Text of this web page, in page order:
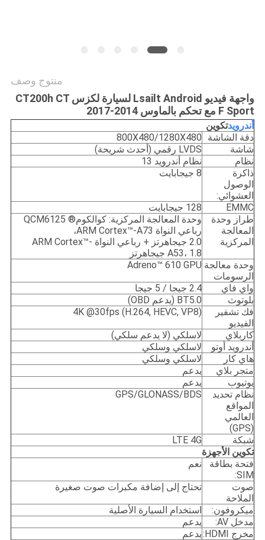
منتوج وصف
واجهة فيديو Lsailt Android لسيارة لكزس CT200h CT
F Sport مع تحكم بالماوس 2014-2017
أندرويدتكوين
دقة الشاشة
800X480/1280X480
شاشة
LVDS رقمي (أحدث شريحة)
نظام
نظام أندرويد 13
ذاكرة
الوصول
العشوائي:
8 جيجابايت
EMMC
128 جيجابايت
طراز وحدة
المعالجة
المركزية
وحدة المعالجة المركزية: كوالكوم® QCM6125
رباعي النواة ARM Cortex™-A73،
2.0 جيجاهرتز + رباعي النواة ARM Cortex™-
A53، 1.8 جيجاهرتز
وحدة معالجة
الرسومات
Adreno™ 610 GPU
واي فاي
2.4 جيجا / 5 جيجا
بلوتوث
BT5.0 (يدعم OBD)
فك تشفير
الفيديو
4K @30fps (H.264, HEVC, VP8)
كاربلاي
لاسلكي (لا يدعم سلكي)
أندرويد أوتو
لاسلكي وسلكي
هاي كار
لاسلكي وسلكي
متجر بلاي
يدعم
يوتيوب
يدعم
نظام تحديد
المواقع
العالمي
(GPS)
GPS/GLONASS/BDS
شبكة
LTE 4G
تكوين الأجهزة
فتحة بطاقة
SIM:
نعم
صوت
الملاحة
تحتاج إلى إضافة مكبرات صوت صغيرة
ميكروفون:
استخدام السيارة الأصلية
مدخل AV:
يدعم
مخرج HDMI:
يدعم